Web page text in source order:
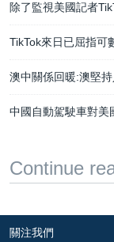
除了監視美國記者
TikTok來日已屈指可
澳中關係回暖:澳堅
中國自動駕駛車對美
Continue
關注我們